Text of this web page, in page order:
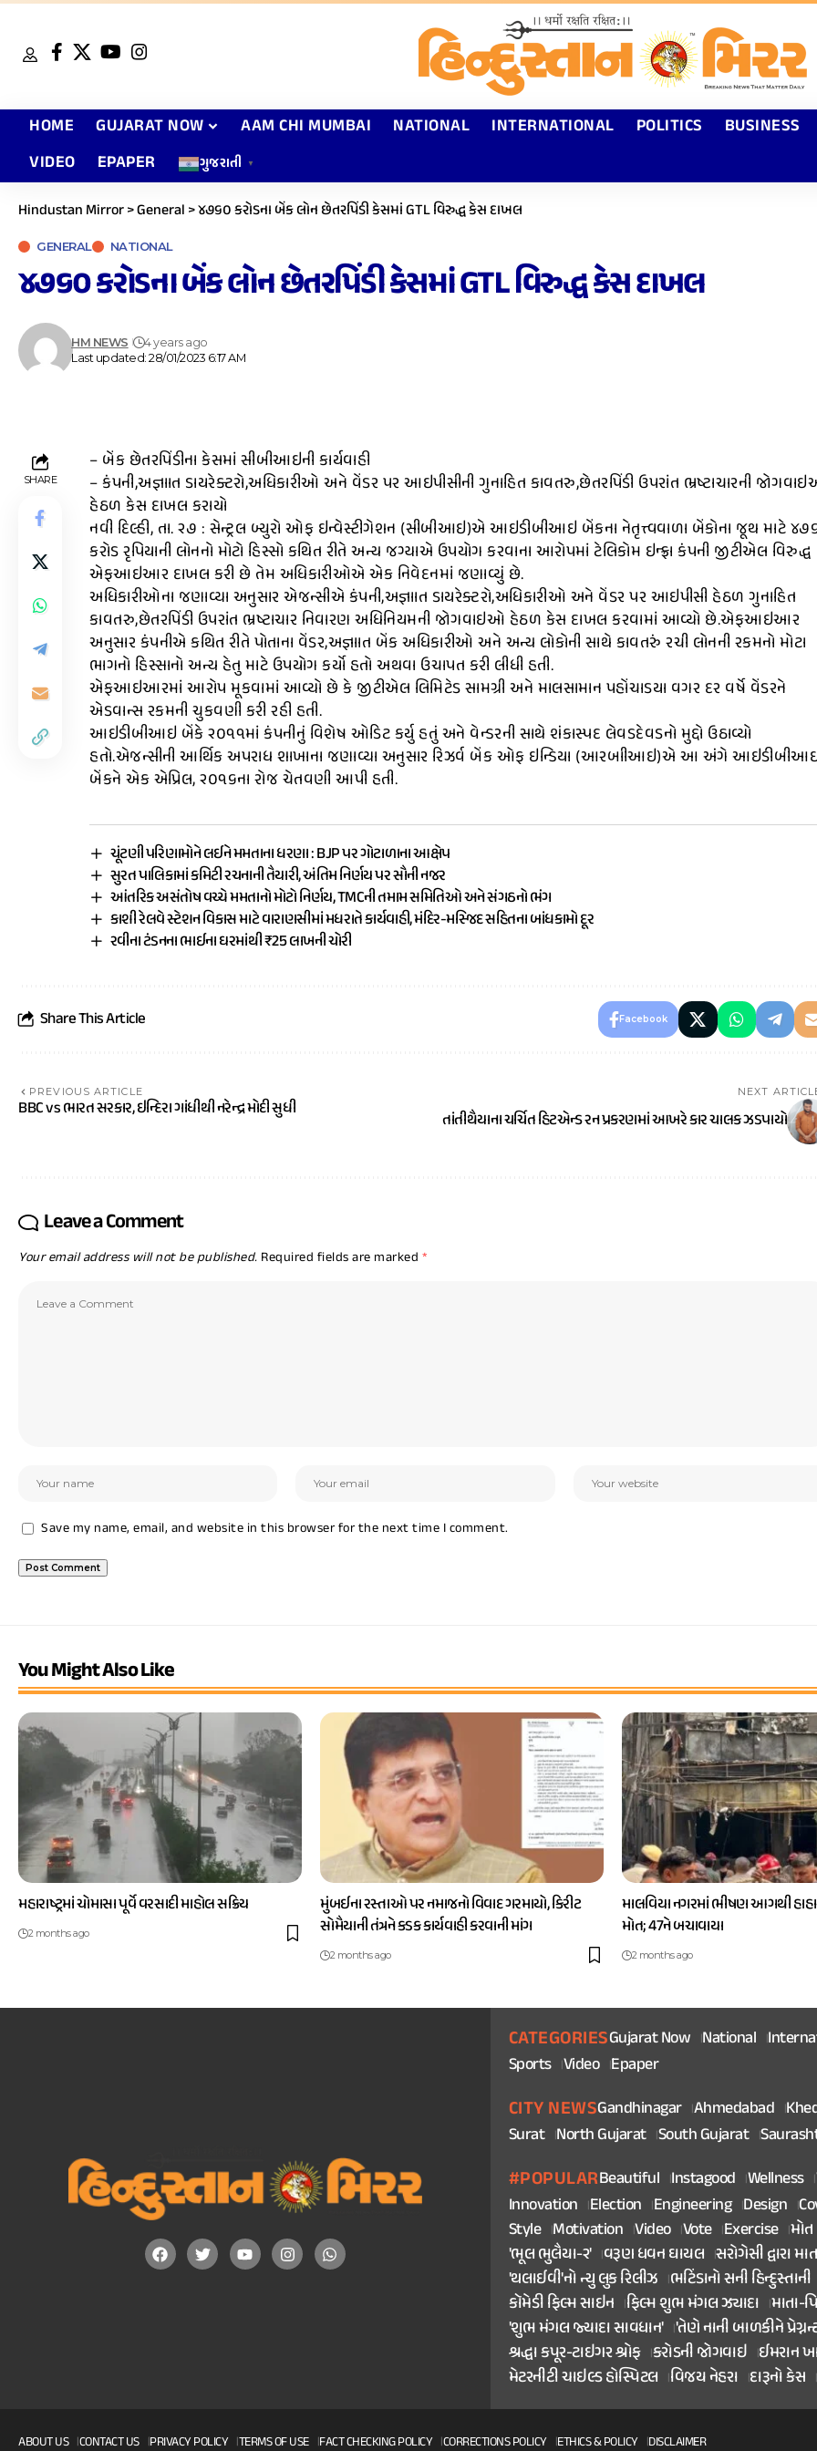
HOME GUJARAT NOW AAM CHI MUMBAI NATIONAL INTERNATIONAL POLITICS
BUSINESS
VIDEO
EPAPER ગુજરાતી ▼
Hindustan Mirror>General >૪૭૬૦ કરોડના બેંક લોન છેતરપિંડી કેસમાં GTL વિરુદ્ધ કેસ દાખલ
GENERAL NATIONAL
૪૭૬૦ કરોડના બેંક લોન છેતરપિંડી કેસમાં GTL વિરુદ્ધ કેસ દાખલ
Last updated: 28/01/2023 6:17 AM
HM NEWS 4 years ago
SHARE
– બેંક છેતરપિંડીના કેસમાં સીબીઆઇની કાર્યવાહી
– કંપની,અજ્ઞાાત ડાયરેક્ટરો,અધિકારીઓ અને વેંડર પર આઇપીસીની ગુનાહિત કાવતરુ,છેતરપિંડી ઉપરાંત ભ્રષ્ટાચારની
હેઠળ કેસ દાખલ કરાયો
નવી દિલ્હી, તા. ૨૭ : સેન્ટ્રલ બ્યુરો ઓફ ઇન્વેસ્ટીગેશન (સીબીઆઇ)એ આઇડીબીઆઇ બેંકના નેતૃત્ત્વવાળા બેંકોના જૂથ માટે
કરોડ રૃપિયાની લોનનો મોટો હિસ્સો કથિત રીતે અન્ય જગ્યાએ ઉપયોગ કરવાના આરોપમાં ટેલિકોમ ઇન્ફ્રા કંપની જીટીએલ વિરુદ્ધ
એફઆઇઆર દાખલ કરી છે તેમ અધિકારીઓએ એક નિવેદનમાં જણાવ્યું છે.
અધિકારીઓના જણાવ્યા અનુસાર એજન્સીએ કંપની,અજ્ઞાાત ડાયરેક્ટરો,અધિકારીઓ અને વેંડર પર આઇપીસી હેઠળ ગુનાહિત
કાવતરુ,છેતરપિંડી ઉપરાંત ભ્રષ્ટાચાર નિવારણ અધિનિયમની જોગવાઇઓ હેઠળ કેસ દાખલ કરવામાં આવ્યો છે.એફઆઇઆર
અનુસાર કંપનીએ કથિત રીતે પોતાના વેંડર,અજ્ઞાાત બેંક અધિકારીઓ અને અન્ય લોકોની સાથે કાવતરું રચી લોનની રકમનો મોટા
ભાગનો હિસ્સાનો અન્ય હેતુ માટે ઉપયોગ કર્યો હતો અથવા ઉચાપત કરી લીધી હતી.
એફઆઇઆરમાં આરોપ મૂકવામાં આવ્યો છે કે જીટીએલ લિમિટેડ સામગ્રી અને માલસામાન પહોંચાડયા વગર દર વર્ષે વેંડરને
એડવાન્સ રકમની ચુકવણી કરી રહી હતી.
આઇડીબીઆઇ બેંકે ૨૦૧૧માં કંપનીનું વિશેષ ઓડિટ કર્યુ હતું અને વેન્ડરની સાથે શંકાસ્પદ લેવડદેવડનો મુદ્દો ઉઠાવ્યો
હતો.એજન્સીની આર્થિક અપરાધ શાખાના જણાવ્યા અનુસાર રિઝર્વ બેંક ઓફ ઇન્ડિયા (આરબાીઆઇ)એ આ અંગે
બેંકને એક એપ્રિલ, ૨૦૧૬ના રોજ ચેતવણી આપી હતી.
ચૂંટણી પરિણામોને લઈને મમતાના ધરણા : BJP પર ગોટાળાના આક્ષેપ
સુરત પાલિકામાં કમિટી રચનાની તૈયારી, અંતિમ નિર્ણય પર સૌની નજર
આંતરિક અસંતોષ વચ્ચે મમતાનો મોટો નિર્ણય, TMCની તમામ સમિતિઓ અને સંગઠનો ભંગ
કાશી રેલવે સ્ટેશન વિકાસ માટે વારાણસીમાં મધરાતે કાર્યવાહી, મંદિર-મસ્જિદ સહિતના બાંધકામો દૂર
રવીના ટંડનના ભાઈના ઘરમાંથી ₹25 લાખની ચોરી
Share This Article Facebook
PREVIOUS ARTICLE
BBC vs ભારત સરકાર, ઇન્દિરા ગાંધીથી નરેન્દ્ર મોદી સુધી
NEXT
તાંતીથૈયાના ચર્ચિત હિટએન્ડ રન પ્રકરણમાં આખરે કાર ચાલક ઝડપાયો
Leave a Comment
Your email address will not be published. Required fields are marked *
Save my name, email, and website in this browser for the next time I comment.
You Might Also Like
મહારાષ્ટ્રમાં ચોમાસા પૂર્વે વરસાદી માહોલ સક્રિય
2 months ago
મુંબઈના રસ્તાઓ પર નમાજનો વિવાદ ગરમાયો, કિરીટ
સોમૈયાની તંત્રને કડક કાર્યવાહી કરવાની માંગ
2 months ago
માલવિયા નગરમાં ભીષણ આગથી
મોત; 47ને બચાવાયા
2 months ago
CATEGORIESGujarat Now National
Sports Video Epaper
CITY NEWSGandhinagar Ahmedabad
Surat North Gujarat South Gujarat
#POPULARBeautiful Instagood Wellness
Innovation Election Engineering Design
Style Motivation Video Vote Exercise મોત
'ભૂલ ભુલૈયા-૨' વરૂણ ધવન ઘાયલ સરોગેસી દ્વારા
'થલાઈવી'નો ન્યુ લુક રિલીઝ ભટિંડાનો સની હિન્દુસ્તાની
કૉમેડી ફિલ્મ સાઇન ફિલ્મ શુભ મંગલ ઝ્યાદા માતા-
'શુભ મંગલ જ્યાદા સાવધાન' 'તેણે નાની બાળકીને
શ્રદ્ધા કપૂર-ટાઇગર શ્રોફ કરોડની જોગવાઇ ઈમરાન
મેટરનીટી ચાઇલ્ડ હોસ્પિટલ વિજય નેહરા દારૂનો કેસ
ABOUT US CONTACT US PRIVACY POLICY TERMS OF USE FACT CHECKING POLICY CORRECTIONS POLICY ETHICS & POLICY DISCLAIMER